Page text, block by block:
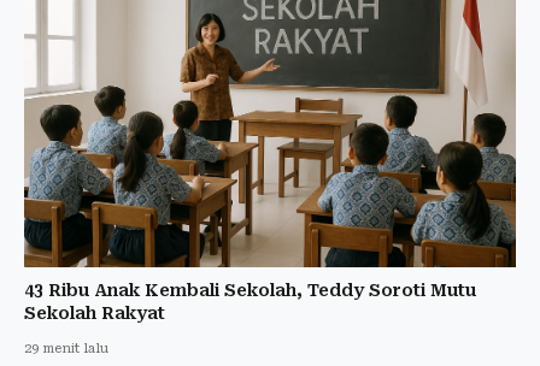
43 Ribu Anak Kembali Sekolah, Teddy Soroti Mutu
Sekolah Rakyat
29 menit lalu